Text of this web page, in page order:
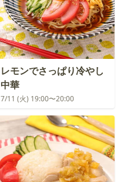
レモンでさっぱり冷やし
中華
7/11 (火) 19:00〜20:00